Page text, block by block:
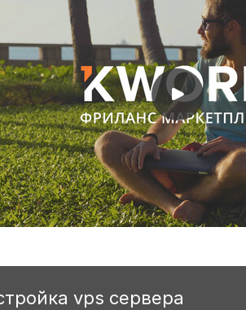
vps сервера